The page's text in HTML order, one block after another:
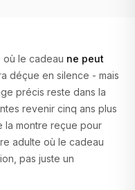
où le cadeau ne peut
déçue en silence - mais
précis reste dans la
revenir cinq ans plus
la montre reçue pour
adulte où le cadeau
pas juste un